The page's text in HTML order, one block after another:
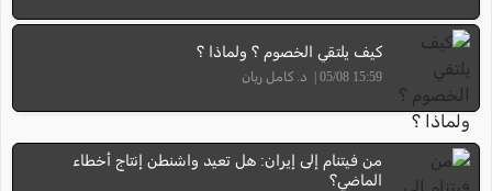
كيف يلتقي الخصوم ؟ ولماذا ؟
15:59 05/08 | د. كامل ريان
من فيتنام إلى إيران: هل تعيد واشنطن إنتاج أخطاء
الماضي؟